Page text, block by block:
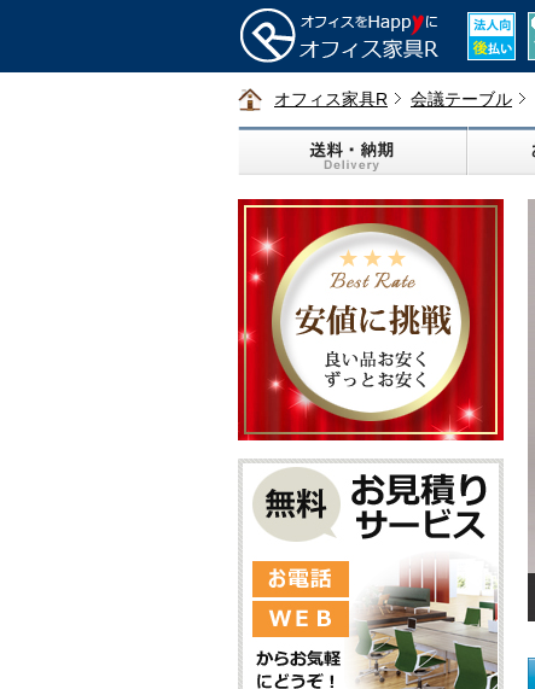
オフィス家具R 会議テーブル